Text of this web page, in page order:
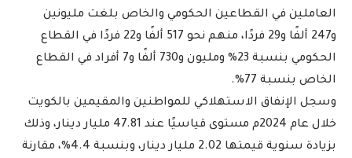
العاملين في القطاعين الحكومي والخاص بلغت مليونين
و247 ألفًا و29 فردًا، منهم نحو 517 ألفًا و22 فردًا في القطاع
الحكومي بنسبة 23% ومليون و730 ألفًا و7 أفراد في القطاع
الخاص بنسبة 77%.
وسجل الإنفاق الاستهلاكي للمواطنين والمقيمين بالكويت
خلال عام 2024م مستوى قياسيًا عند 47.81 مليار دينار، وذلك
بزيادة سنوية قيمتها 2.02 مليار دينار، وبنسبة 4.4%، مقارنة